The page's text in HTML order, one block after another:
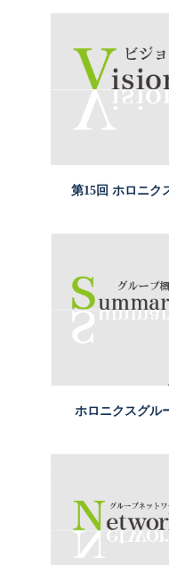
[プレスリリース]うめ
治療講座を動画公開
[プレスリリース]親子
ー開催報告
2026年7月22日
[プレスリリース]熱中
[プレスリリース]産婦
2026年7月17日
ホロニクス公開医学
らも私らしく元気に過
の女性の健康講座」［
分）］
2026年7月15日
リハ通信の最新号 「予
は足元から』」を掲載し
2026年7月10日
[プレスリリース]気にな
[プレスリリース]女性の
ホロニクス公開医学講座
さんのための】ほっとひ
ラックスヨガ」［2026年
第15回 ホロニク
ホロニクスグル